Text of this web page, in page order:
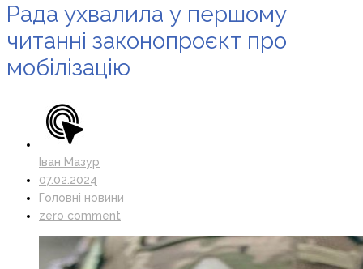
Рада ухвалила у першому
читанні законопроєкт про
мобілізацію
Іван Мазур
07.02.2024
Головні новини
zero comment